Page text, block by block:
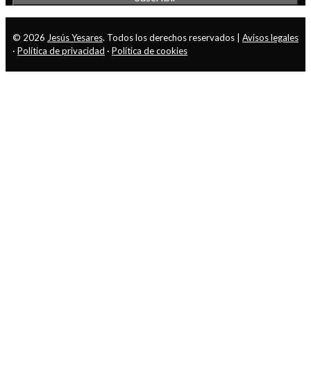
© 2026 Jesús Yesares. Todos los derechos reservados | Avisos legales
· Política de privacidad · Política de cookies